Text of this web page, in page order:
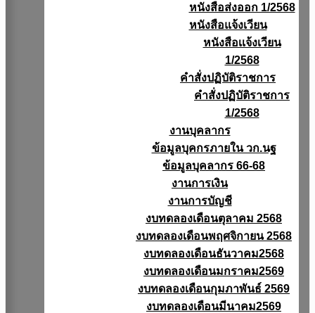
หนังสือส่งออก 1/2568
หนังสือแจ้งเวียน
หนังสือเเจ้งเวียน
1/2568
คำสั่งปฏิบัติราชการ
คำสั่งปฏิบัติราชการ
1/2568
งานบุคลากร
ข้อมูลบุคกรภายใน วก.นฐ
ข้อมูลบุคลากร 66-68
งานการเงิน
งานการบัญชี
งบทดลองเดือนตุลาคม 2568
งบทดลองเดือนพฤศจิกายน 2568
งบทดลองเดือนธันวาคม2568
งบทดลองเดือนมกราคม2569
งบทดลองเดือนกุมภาพันธ์ 2569
งบทดลองเดือนมีนาคม2569